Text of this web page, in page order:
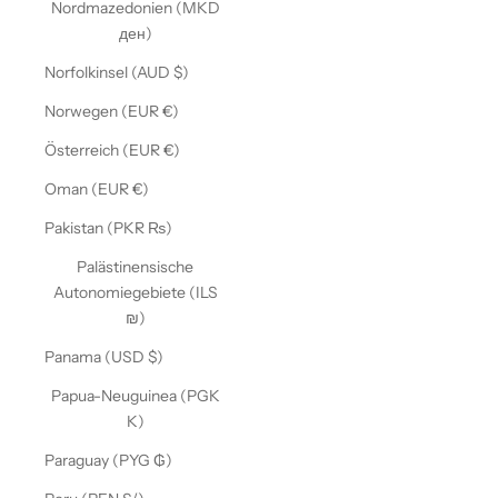
Nordmazedonien (MKD
ден)
Norfolkinsel (AUD $)
Norwegen (EUR €)
Österreich (EUR €)
Oman (EUR €)
Pakistan (PKR ₨)
Palästinensische
Autonomiegebiete (ILS
₪)
Panama (USD $)
Papua-Neuguinea (PGK
K)
Paraguay (PYG ₲)